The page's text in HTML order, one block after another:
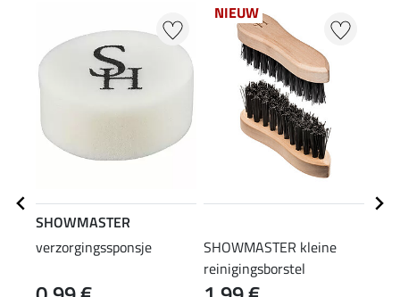
SHOWMASTER
verzorgingssponsje
NIEUW
SHOWMASTER kleine
reinigingsborstel